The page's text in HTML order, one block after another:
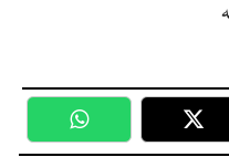
WhatsApp